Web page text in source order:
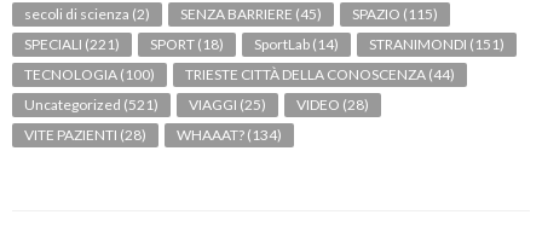
secoli di scienza (2) SENZA BARRIERE (45) SPAZIO (115)
SPECIALI (221) SPORT (18) SportLab (14) STRANIMONDI (151)
TECNOLOGIA (100) TRIESTE CITTÀ DELLA CONOSCENZA (44)
Uncategorized (521) VIAGGI (25) VIDEO (28)
VITE PAZIENTI (28) WHAAAT? (134)